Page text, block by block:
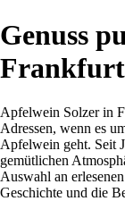
Genuss
Frankfurt
Apfelwein Solzer in
Adressen, wenn es
Apfelwein geht. Seit
gemütlichen
Auswahl an
Geschichte und die